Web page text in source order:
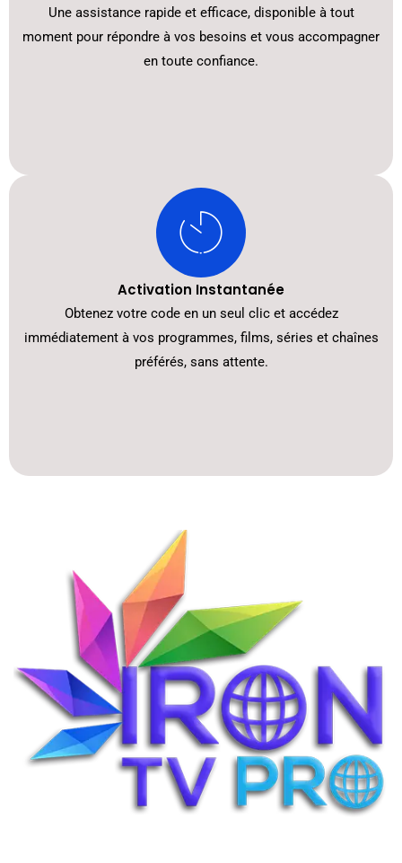
Une assistance rapide et efficace, disponible à tout
moment pour répondre à vos besoins et vous accompagner
en toute confiance.
Activation Instantanée
Obtenez votre code en un seul clic et accédez
immédiatement à vos programmes, films, séries et chaînes
préférés, sans attente.